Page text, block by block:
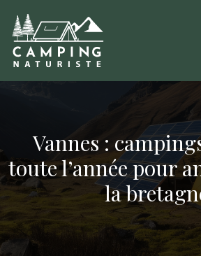
Vannes :
toute l’année pour
la